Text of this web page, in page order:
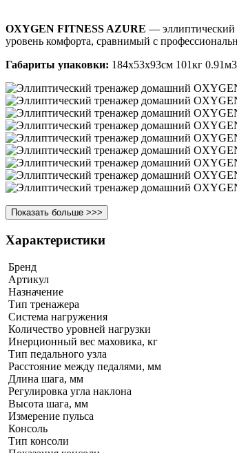
OXYGEN FITNESS AZURE — эллиптический
уровень комфорта, сравнимый с
Габариты упаковки: 184х53х93см 101кг
Показать больше >>>
Характеристики
Бренд
Артикул
Назначение
Тип тренажера
Система нагружения
Количество уровней нагрузки
Инерционный вес маховика, кг
Тип педального узла
Расстояние между педалями, мм
Длина шага, мм
Регулировка угла наклона
Высота шага, мм
Измерение пульса
Консоль
Тип консоли